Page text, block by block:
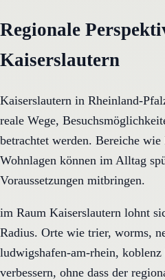
Regionale
Kaiserslautern
Kaiserslautern in Rheinland-
reale Wege,
betrachtet werden. Bereiche
Wohnlagen können im Alltag
Voraussetzungen mitbringen.
im Raum Kaiserslautern lohnt
Radius. Orte wie trier, worms,
ludwigshafen-am-rhein,
verbessern, ohne dass der